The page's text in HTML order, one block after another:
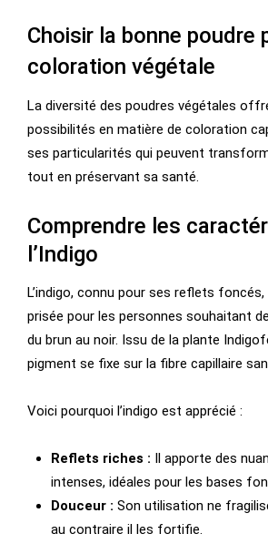
Choisir la bonne poudre
coloration végétale
La diversité des poudres végétales
possibilités en matière de coloration
ses particularités qui peuvent
tout en préservant sa santé.
Comprendre les
l’Indigo
L’indigo, connu pour ses reflets
prisée pour les personnes souhaitant
du brun au noir. Issu de la plante
pigment se fixe sur la fibre capillaire
Voici pourquoi l’indigo est apprécié :
Reflets riches : Il apporte des
intenses, idéales pour les bases
Douceur : Son utilisation ne
au contraire il les fortifie.